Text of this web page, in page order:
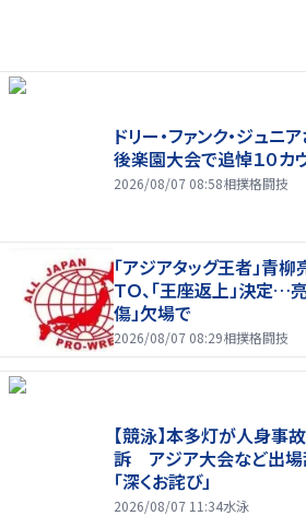
ドリー・ファンク・ジュニ
後楽園大会で追悼１０カ
2026/08/07 08:58相撲格闘技
「アジアタッグ王者」青柳
ＴＯ、「王座返上」決定
傷」欠場で
2026/08/07 08:29相撲格闘技
【競泳】本多灯が人身事
訴 アジア大会など出
「深くお詫び」
2026/08/07 11:34水泳